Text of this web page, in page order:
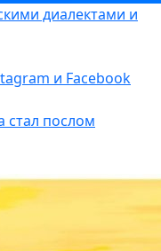
диалектами и
и Facebook
стал послом